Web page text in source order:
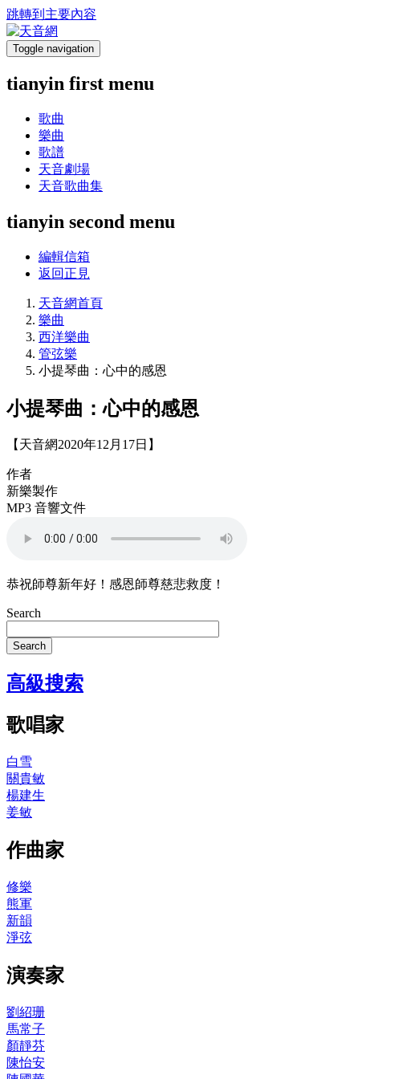
跳轉到主要內容
Toggle navigation
tianyin first menu
歌曲
樂曲
歌譜
天音劇場
天音歌曲集
tianyin second menu
編輯信箱
返回正見
天音網首頁
樂曲
西洋樂曲
管弦樂
小提琴曲：心中的感恩
小提琴曲：心中的感恩
【天音網2020年12月17日】
作者
新樂製作
MP3 音響文件
恭祝師尊新年好！感恩師尊慈悲救度！
Search
Search
高級搜索
歌唱家
白雪
關貴敏
楊建生
姜敏
作曲家
修樂
熊軍
新韻
淨弦
演奏家
劉紹珊
馬常子
顏靜芬
陳怡安